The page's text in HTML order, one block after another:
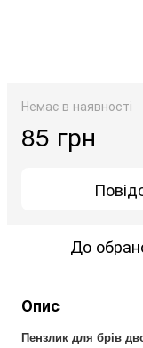
Немає в наявності
85 грн
До
Опис
Пензлик для брів